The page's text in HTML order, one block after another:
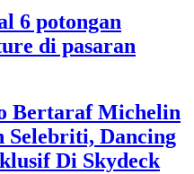
6 potongan
di pasaran
Bertaraf Michelin
Selebriti, Dancing
Di Skydeck